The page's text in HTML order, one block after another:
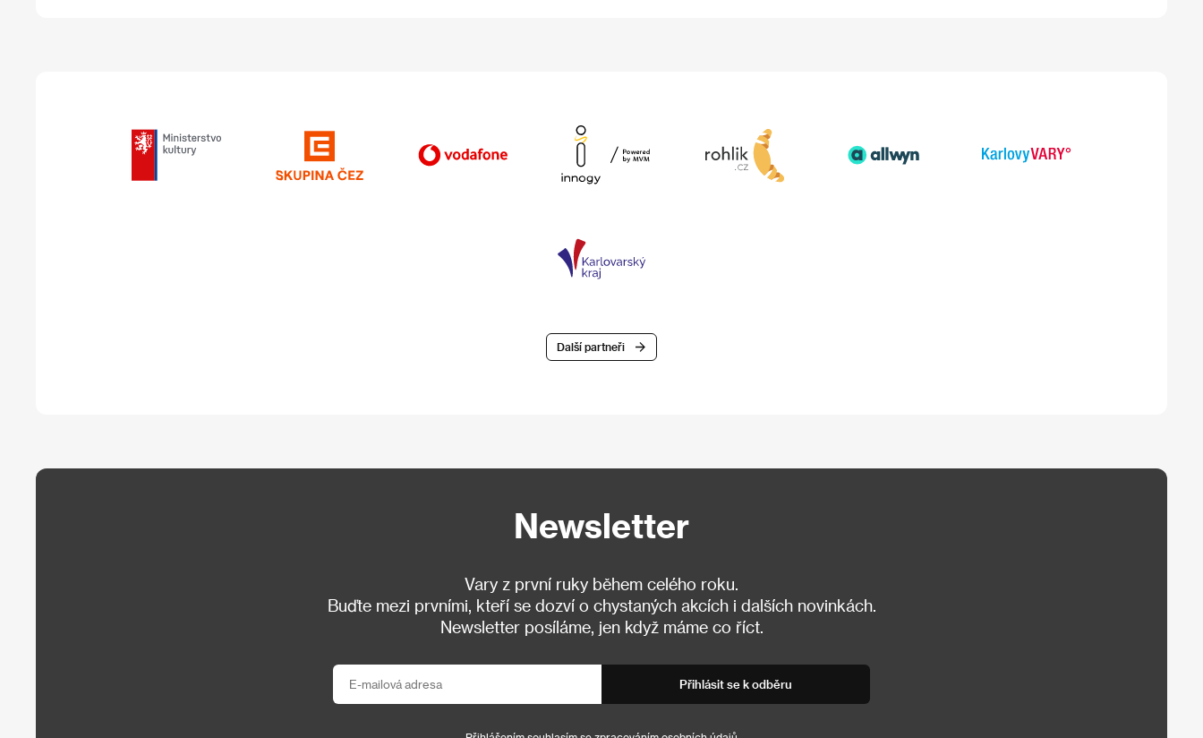
Další partneři
Newsletter
Vary z první ruky během celého roku.
Buďte mezi prvními, kteří se dozví o chystaných akcích i dalších novinkách.
Newsletter posíláme, jen když máme co říct.
Přihlásit se k odběru